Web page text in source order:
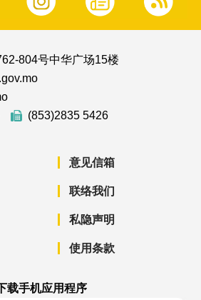
804号中华广场15楼
(853)2835 5426
意见信箱
联络我们
私隐声明
使用条款
载手机应用程序